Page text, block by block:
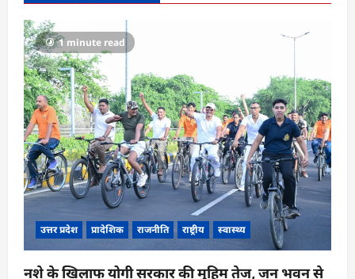
1 minute read
उत्तर प्रदेश प्रादेशिक राजनीति राष्ट्रीय स्वास्थ्य
नशे के खिलाफ योगी सरकार की मुहिम तेज, जन भवन से